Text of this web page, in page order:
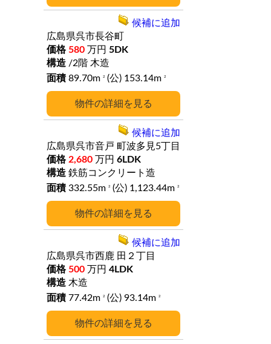
詳細
広島県呉市長谷町
580 万円 5DK
/2階 木造
89.70m
2 (公) 153.14m 2
候補に追加
詳細
広島県呉市音戸 町波多見5丁目
2,680 万円 6LDK
鉄筋コンクリート造
332.55m
2 (公) 1,123.44m 2
候補に追加
詳細
広島県呉市西鹿 田２丁目
500 万円 4LDK
木造
77.42m
2 (公) 93.14m 2
候補に追加